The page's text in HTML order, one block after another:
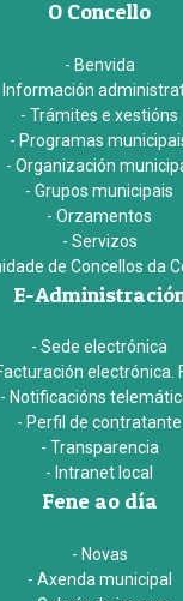
O Concello
- Benvida
Información
- Trámites e xestións
- Programas
- Organización
- Grupos municipais
- Orzamentos
- Servizos
de Concellos da
E-
- Sede electrónica
electrónica.
- Notificacións
- Perfil de contratante
- Transparencia
- Intranet local
Fene ao día
- Novas
- Axenda municipal